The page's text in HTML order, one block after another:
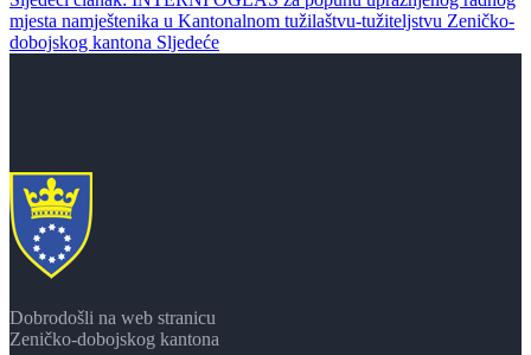
mjesta namještenika u Kantonalnom tužilaštvu-tužiteljstvu Zeničko-
dobojskog kantona Sljedeće
Dobrodošli na web stranicu
Zeničko-dobojskog kantona